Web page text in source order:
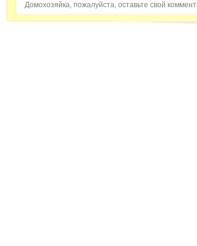
Домохозяйка, пожалуйста, оставьте свой